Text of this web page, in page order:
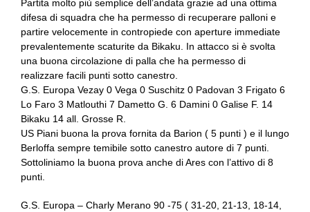
Partita molto più semplice dell’andata grazie ad una ottima
difesa di squadra che ha permesso di recuperare palloni e
partire velocemente in contropiede con aperture immediate
prevalentemente scaturite da Bikaku. In attacco si è svolta
una buona circolazione di palla che ha permesso di
realizzare facili punti sotto canestro.
G.S. Europa Vezay 0 Vega 0 Suschitz 0 Padovan 3 Frigato 6
Lo Faro 3 Matlouthi 7 Dametto G. 6 Damini 0 Galise F. 14
Bikaku 14 all. Grosse R.
US Piani buona la prova fornita da Barion ( 5 punti ) e il lungo
Berloffa sempre temibile sotto canestro autore di 7 punti.
Sottoliniamo la buona prova anche di Ares con l’attivo di 8
punti.
G.S. Europa – Charly Merano 90 -75 ( 31-20, 21-13, 18-14,